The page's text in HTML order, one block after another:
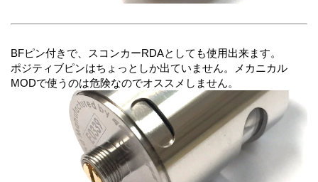
BFピン付きで、スコンカーRDAとしても使用出来ます。
ポジティブピンはちょっとしか出ていません。メカニカル
MODで使うのは危険なのでオススメしません。